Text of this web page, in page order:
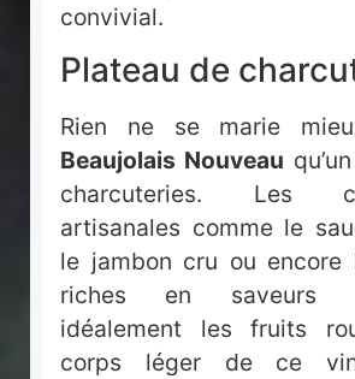
convivial.
Plateau de
Rien ne se marie
Beaujolais Nouveau
charcuteries. Les
artisanales comme le
le jambon cru ou encore
riches en saveurs
idéalement les fruits
corps léger de ce